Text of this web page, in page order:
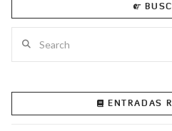
VIEW
ENTRADAS